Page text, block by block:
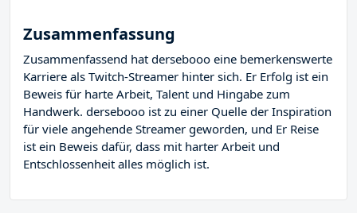
Zusammenfassung
Zusammenfassend hat dersebooo eine bemerkenswerte
Karriere als Twitch-Streamer hinter sich. Er Erfolg ist ein
Beweis für harte Arbeit, Talent und Hingabe zum
Handwerk. dersebooo ist zu einer Quelle der Inspiration
für viele angehende Streamer geworden, und Er Reise
ist ein Beweis dafür, dass mit harter Arbeit und
Entschlossenheit alles möglich ist.